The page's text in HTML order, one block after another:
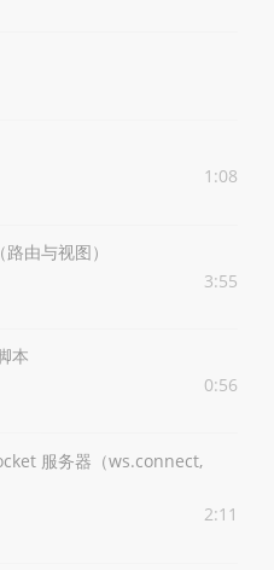
1:08
由与视图）
3:55
本
0:56
服务器（ws.connect,
2:11